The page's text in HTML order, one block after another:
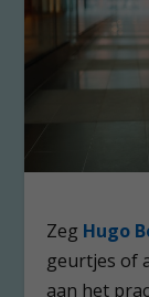
Zeg Hugo
geurtjes of
aan het